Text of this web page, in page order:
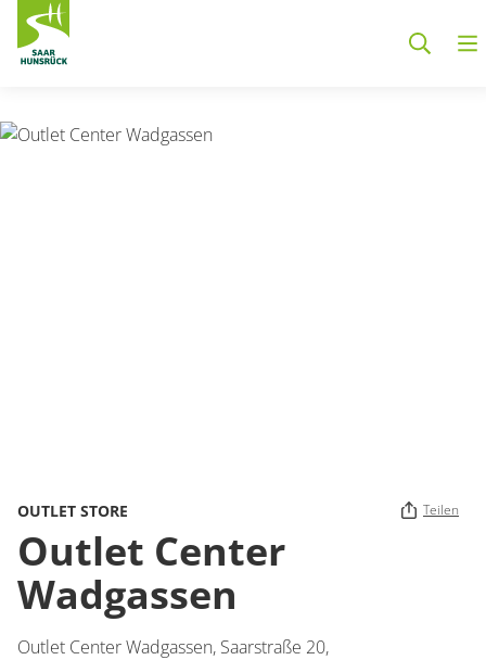
OUTLET STORE Teilen
Outlet Center
Wadgassen
Outlet Center Wadgassen, Saarstraße 20,